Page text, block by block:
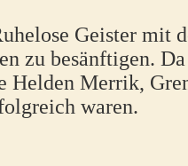
Geister mit
zu besänftigen.
Helden Merrik,
waren.